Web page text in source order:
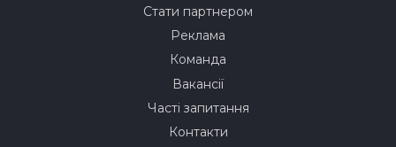
Стати партнером
Реклама
Команда
Вакансії
Часті запитання
Контакти